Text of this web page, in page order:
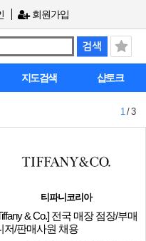
회원가입
지도검색 샵토크
1/ 3
티파니코리아
& Co.] 전국 매장 점장/부매
저/판매사원 채용